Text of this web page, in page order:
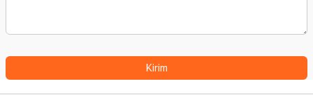
Kirim